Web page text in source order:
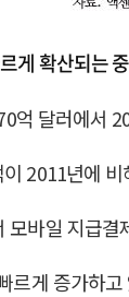
게 확산되는
억 달러에서
2011년에
바일 지급
르게 증가하고